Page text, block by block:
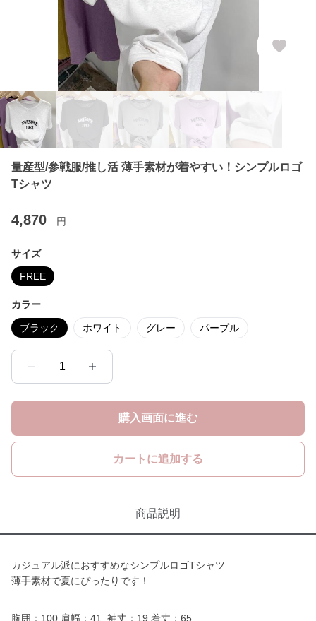
量産型/参戦服/推し活 薄手素材が着やすい！シンプルロゴ
Tシャツ
4,870 円
サイズ
FREE
カラー
ブラック ホワイト グレー パープル
1
購入画面に進む
カートに追加する
商品説明
カジュアル派におすすめなシンプルロゴTシャツ
薄手素材で夏にぴったりです！
胸囲：100,肩幅：41, 袖丈：19,着丈：65